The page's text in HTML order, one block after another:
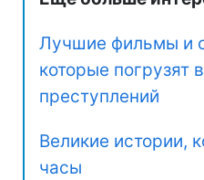
Лучшие фильмы и
которые погрузят
преступлений
Великие истории,
часы